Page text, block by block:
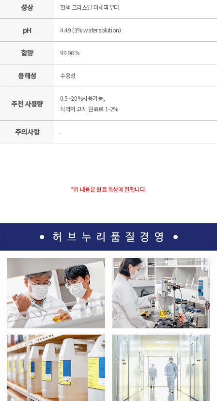
성상 흰색 크리스탈 미세파우더
pH 4.49 (3% water solution)
함량 99.98%
용해성 수용성
추천 사용량
0.5~20%사용가능,
식약처 고시 원료로 1-2%
주의사항 .
*위 내용은 원료 특성에 한합니다.